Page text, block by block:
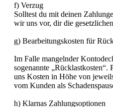
f) Verzug
Solltest du mit deinen
wir uns vor, dir die
g) Bearbeitungskosten für
Im Falle mangelnder
sogenannte „Rücklastkosten“.
uns Kosten in Höhe von
vom Kunden als
h) Klarnas Zahlungsoptionen